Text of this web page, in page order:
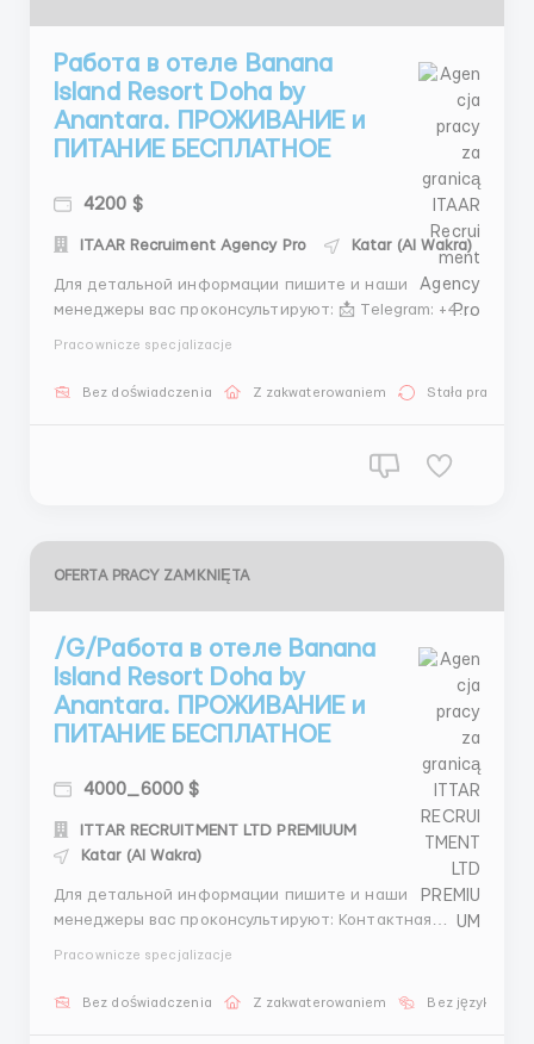
Работа в отеле Banana
Island Resort Doha by
Anantara. ПРОЖИВАНИЕ и
ПИТАНИЕ БЕСПЛАТНОЕ
4200 $
ITAAR Recruiment Agency Pro Katar (Al Wakra)
Для детальной информации пишите и наши
менеджеры вас проконсультируют: 📩 Telegram: +44
191842 📩 WhatsApp:+44 7881 229964 Проверенное
Pracownicze specjalizacje
Bez doświadczenia Z zakwaterowaniem Stała praca
OFERTA PRACY ZAMKNIĘTA
/G/Работа в отеле Banana
Island Resort Doha by
Anantara. ПРОЖИВАНИЕ и
ПИТАНИЕ БЕСПЛАТНОЕ
4000_6000 $
ITTAR RECRUITMENT LTD PREMIUUM
Katar (Al Wakra)
Для детальной информации пишите и наши
менеджеры вас проконсультируют: Контактная
Telegram: +44 7535 843352 @Zueva_Alexandra ❗️ С
Pracownicze specjalizacje
Bez doświadczenia Z zakwaterowaniem Bez języka